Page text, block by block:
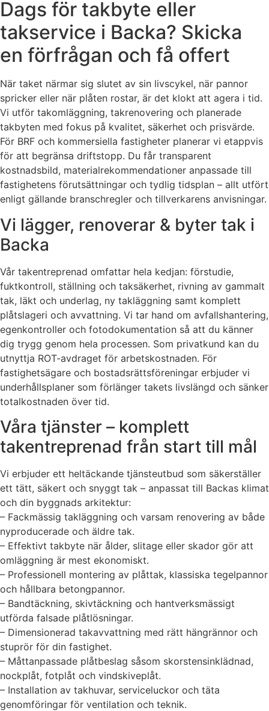
Dags för takbyte eller
takservice i Backa? Skicka
en förfrågan och få offert
När taket närmar sig slutet av sin livscykel, när pannor
spricker eller när plåten rostar, är det klokt att agera i tid.
Vi utför takomläggning, takrenovering och planerade
takbyten med fokus på kvalitet, säkerhet och prisvärde.
För BRF och kommersiella fastigheter planerar vi etappvis
för att begränsa driftstopp. Du får transparent
kostnadsbild, materialrekommendationer anpassade till
fastighetens förutsättningar och tydlig tidsplan – allt utfört
enligt gällande branschregler och tillverkarens anvisningar.
Vi lägger, renoverar & byter tak i
Backa
Vår takentreprenad omfattar hela kedjan: förstudie,
fuktkontroll, ställning och taksäkerhet, rivning av gammalt
tak, läkt och underlag, ny takläggning samt komplett
plåtslageri och avvattning. Vi tar hand om avfallshantering,
egenkontroller och fotodokumentation så att du känner
dig trygg genom hela processen. Som privatkund kan du
utnyttja ROT-avdraget för arbetskostnaden. För
fastighetsägare och bostadsrättsföreningar erbjuder vi
underhållsplaner som förlänger takets livslängd och sänker
totalkostnaden över tid.
Våra tjänster – komplett
takentreprenad från start till mål
Vi erbjuder ett heltäckande tjänsteutbud som säkerställer
ett tätt, säkert och snyggt tak – anpassat till Backas klimat
och din byggnads arkitektur:
– Fackmässig takläggning och varsam renovering av både
nyproducerade och äldre tak.
– Effektivt takbyte när ålder, slitage eller skador gör att
omläggning är mest ekonomiskt.
– Professionell montering av plåttak, klassiska tegelpannor
och hållbara betongpannor.
– Bandtäckning, skivtäckning och hantverksmässigt
utförda falsade plåtlösningar.
– Dimensionerad takavvattning med rätt hängrännor och
stuprör för din fastighet.
– Måttanpassade plåtbeslag såsom skorstensinklädnad,
nockplåt, fotplåt och vindskiveplåt.
– Installation av takhuvar, serviceluckor och täta
genomföringar för ventilation och teknik.